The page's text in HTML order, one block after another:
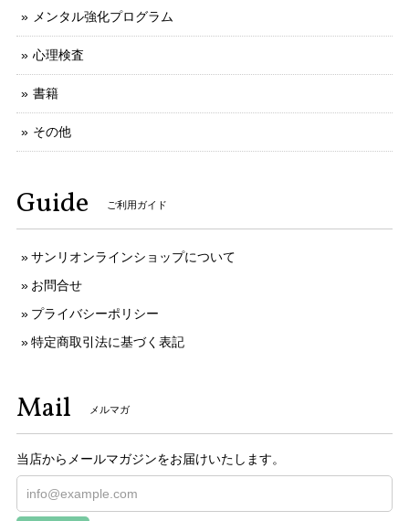
メンタル強化プログラム
心理検査
書籍
その他
Guide ご利用ガイド
サンリオンラインショップについて
お問合せ
プライバシーポリシー
特定商取引法に基づく表記
Mail メルマガ
当店からメールマガジンをお届けいたします。